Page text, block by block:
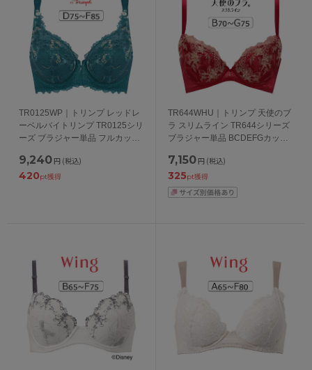
TR0125WP｜トリンプ レッドレ
ーベルバイトリンプ TR0125シリ
ーズ ブラジャー単品 フルカップ
9,240 円 (税込)
420pt獲得
TR644WHU｜トリンプ 天使のブ
ラ スリムライン TR644シリーズ
ブラジャー単品 BCDEFGカップ
7,150 円 (税込)
325pt獲得